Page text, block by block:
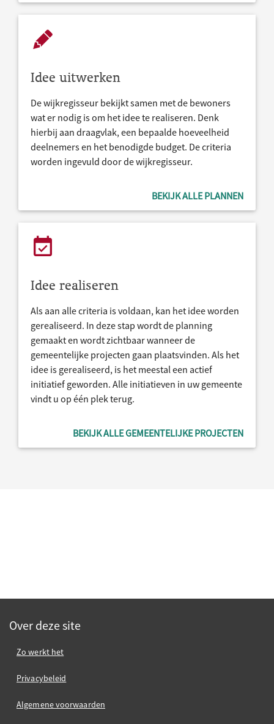
Idee uitwerken
De wijkregisseur bekijkt samen met de bewoners
wat er nodig is om het idee te realiseren. Denk
hierbij aan draagvlak, een bepaalde hoeveelheid
deelnemers en het benodigde budget. De criteria
worden ingevuld door de wijkregisseur.
BEKIJK ALLE PLANNEN
Idee realiseren
Als aan alle criteria is voldaan, kan het idee worden
gerealiseerd. In deze stap wordt de planning
gemaakt en wordt zichtbaar wanneer de
gemeentelijke projecten gaan plaatsvinden. Als het
idee is gerealiseerd, is het meestal een actief
initiatief geworden. Alle initiatieven in uw gemeente
vindt u op één plek terug.
BEKIJK ALLE GEMEENTELIJKE PROJECTEN
Over deze site
Zo werkt het
Privacybeleid
Algemene voorwaarden